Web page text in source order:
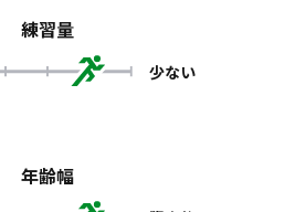
練習量
少ない
年齢幅